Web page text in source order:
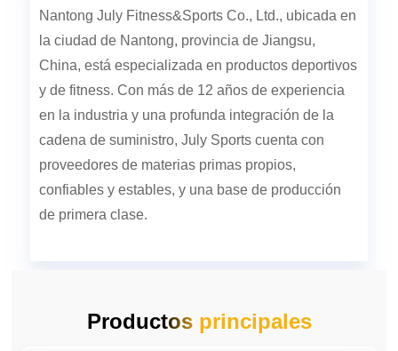
Nantong July Fitness&Sports Co., Ltd., ubicada en
la ciudad de Nantong, provincia de Jiangsu,
China, está especializada en productos deportivos
y de fitness. Con más de 12 años de experiencia
en la industria y una profunda integración de la
cadena de suministro, July Sports cuenta con
proveedores de materias primas propios,
confiables y estables, y una base de producción
de primera clase.
Productos principales